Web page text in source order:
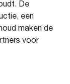
De
een
maken de
voor